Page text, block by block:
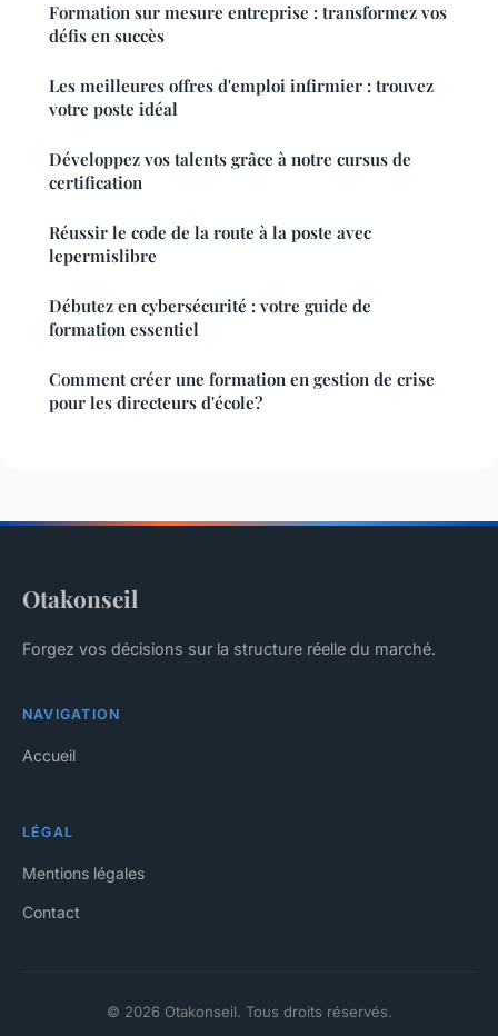
Formation sur mesure entreprise : transformez vos
défis en succès
Les meilleures offres d'emploi infirmier : trouvez
votre poste idéal
Développez vos talents grâce à notre cursus de
certification
Réussir le code de la route à la poste avec
lepermislibre
Débutez en cybersécurité : votre guide de
formation essentiel
Comment créer une formation en gestion de crise
pour les directeurs d'école?
Otakonseil
Forgez vos décisions sur la structure réelle du marché.
NAVIGATION
Accueil
LÉGAL
Mentions légales
Contact
© 2026 Otakonseil. Tous droits réservés.